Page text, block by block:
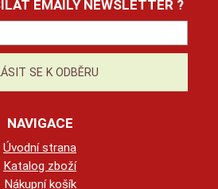
EMAILY NEWSLETTER ?
NAVIGACE
Úvodní strana
Katalog zboží
Nákupní košík